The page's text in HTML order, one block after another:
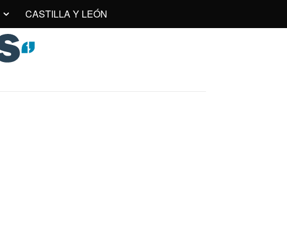
CASTILLA Y LEÓN